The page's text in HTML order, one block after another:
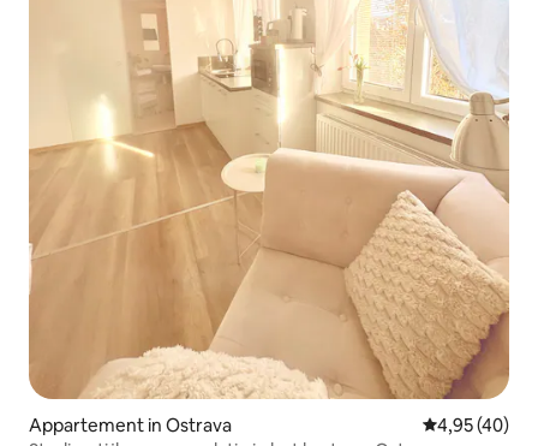
Appartement in Ostrava Gemiddelde
4,95 (40)